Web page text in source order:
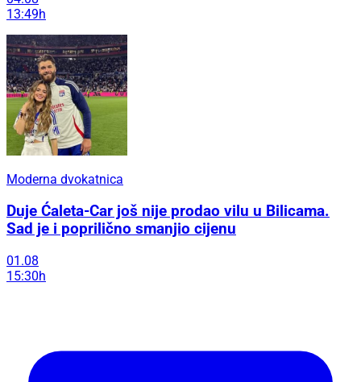
13:49h
Moderna dvokatnica
Duje Ćaleta-Car još nije prodao vilu u Bilicama.
Sad je i poprilično smanjio cijenu
01.08
15:30h